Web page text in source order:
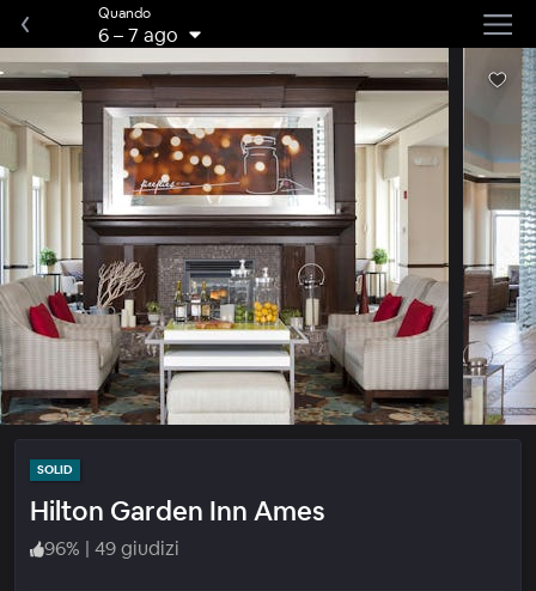
Quando
6–7 ago
SOLID
Hilton Garden Inn Ames
96% | 49 giudizi